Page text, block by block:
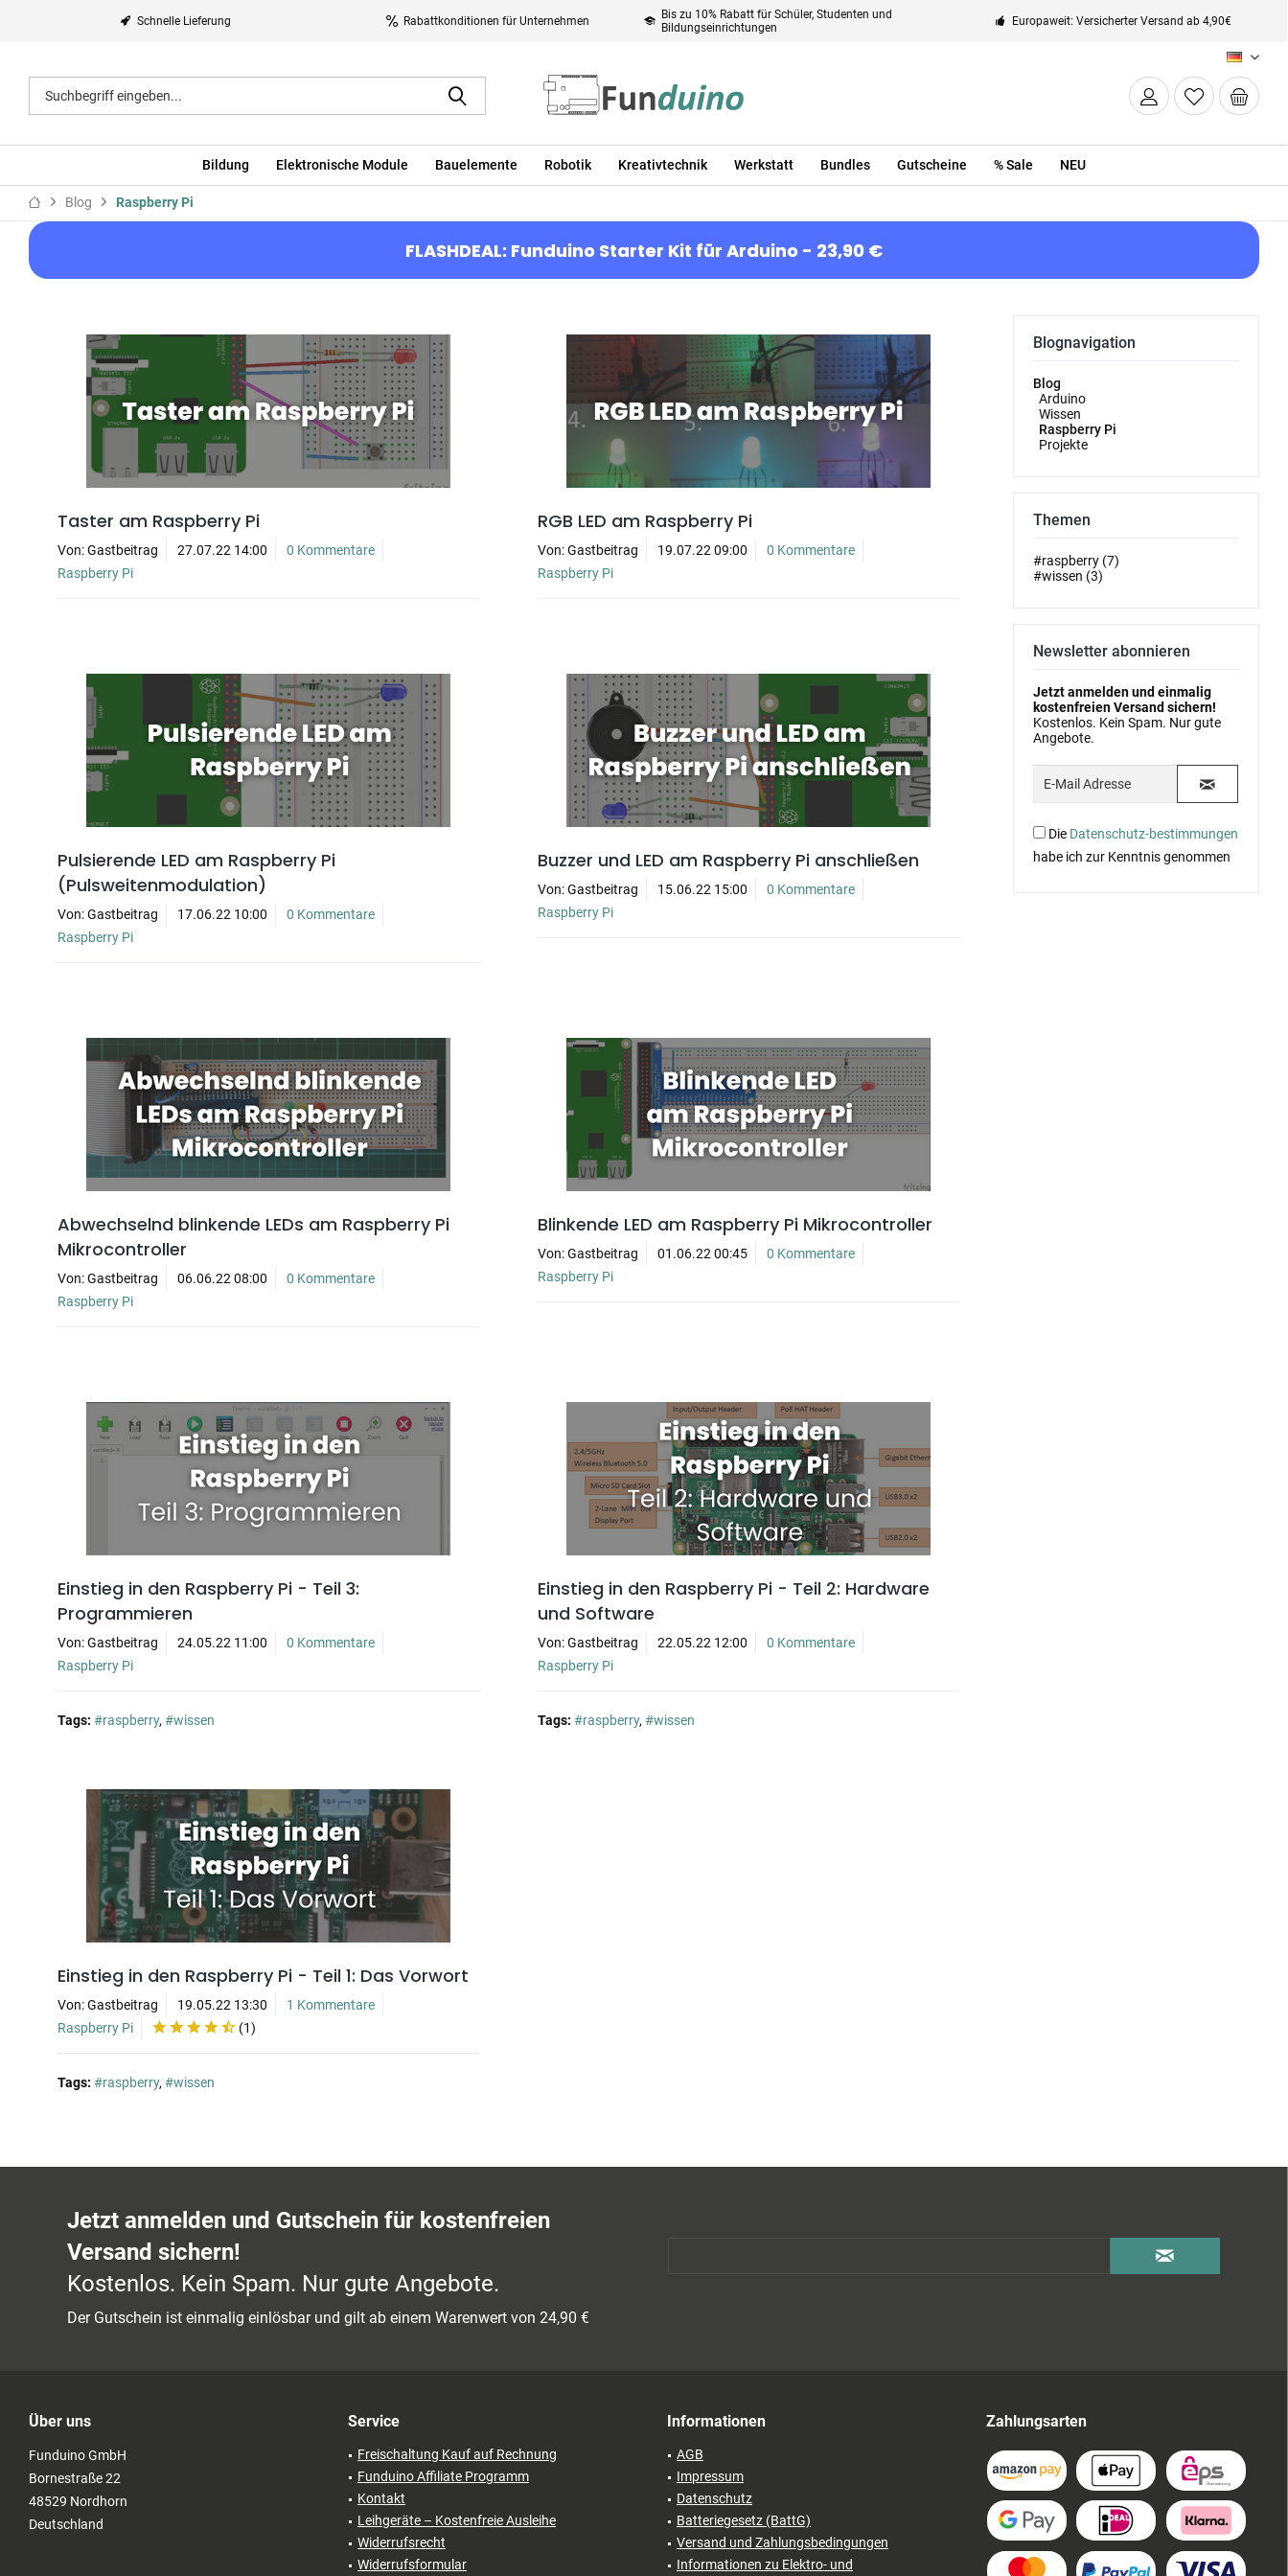
Schnelle Lieferung Rabattkonditionen für Unternehmen
Bis zu 10% Rabatt für Schüler, Studenten und
Bildungseinrichtungen
Europaweit: Versicherter Versand ab 4,90€
DE
Bildung Elektronische Module Bauelemente Robotik Kreativtechnik Werkstatt Bundles Gutscheine % Sale NEU
Blog Raspberry Pi
FLASHDEAL: Funduino Starter Kit für Arduino - 23,90 €
Blognavigation
Blog
Arduino
Wissen
Raspberry Pi
Projekte
Themen
#raspberry (7)
#wissen (3)
Newsletter abonnieren
Jetzt anmelden und einmalig
kostenfreien Versand sichern!
Kostenlos. Kein Spam. Nur gute
Angebote.
Die Datenschutz-bestimmungen
habe ich zur Kenntnis genommen
Taster am Raspberry Pi
Von: Gastbeitrag 27.07.22 14:00
0 Kommentare
Raspberry Pi
RGB LED am Raspberry Pi
Von: Gastbeitrag 19.07.22 09:00
0 Kommentare
Raspberry Pi
Pulsierende LED am Raspberry Pi
(Pulsweitenmodulation)
Von: Gastbeitrag 17.06.22 10:00
0 Kommentare
Raspberry Pi
Buzzer und LED am Raspberry Pi anschließen
Von: Gastbeitrag 15.06.22 15:00
0 Kommentare
Raspberry Pi
Abwechselnd blinkende LEDs am Raspberry Pi
Mikrocontroller
Von: Gastbeitrag 06.06.22 08:00
0 Kommentare
Raspberry Pi
Blinkende LED am Raspberry Pi Mikrocontroller
Von: Gastbeitrag 01.06.22 00:45
0 Kommentare
Raspberry Pi
Einstieg in den Raspberry Pi - Teil 3:
Programmieren
Von: Gastbeitrag 24.05.22 11:00
0 Kommentare
Raspberry Pi
Tags: #raspberry, #wissen
Einstieg in den Raspberry Pi - Teil 2: Hardware
und Software
Von: Gastbeitrag 22.05.22 12:00
0 Kommentare
Raspberry Pi
Tags: #raspberry, #wissen
Einstieg in den Raspberry Pi - Teil 1: Das Vorwort
Von: Gastbeitrag 19.05.22 13:30
1 Kommentare
Raspberry Pi
(1)
Tags: #raspberry, #wissen
Jetzt anmelden und Gutschein für kostenfreien
Versand sichern!
Kostenlos. Kein Spam. Nur gute Angebote.
Der Gutschein ist einmalig einlösbar und gilt ab einem Warenwert von 24,90 €
Über uns
Funduino GmbH
Bornestraße 22
48529 Nordhorn
Deutschland
Service
Freischaltung Kauf auf Rechnung
Funduino Affiliate Programm
Kontakt
Leihgeräte – Kostenfreie Ausleihe
Widerrufsrecht
Widerrufsformular
Informationen
AGB
Impressum
Datenschutz
Batteriegesetz (BattG)
Versand und Zahlungsbedingungen
Informationen zu Elektro- und
Zahlungsarten